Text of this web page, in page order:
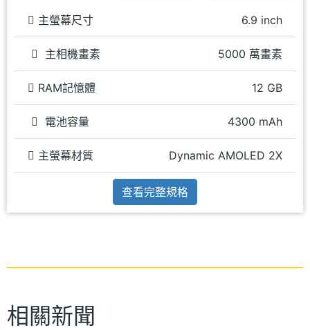
主螢幕尺寸 6.9 inch
主相機畫素 5000 萬畫素
RAM記憶體 12 GB
電池容量 4300 mAh
主螢幕材質 Dynamic AMOLED 2X
查看完整規格
相關新聞